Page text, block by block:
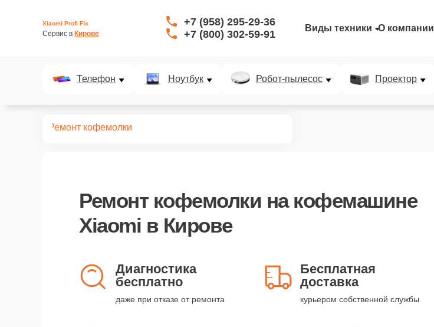
Xiaomi Profi Fix
Сервис в Кирове
+7 (958) 295-29-36
+7 (800) 302-59-91
Виды техники О компании
Телефон Ноутбук Робот-пылесос Проектор
Ремонт кофемолки
Ремонт кофемолки на кофемашине
Xiaomi в Кирове
Диагностика
бесплатно
даже при отказе от ремонта
Бесплатная
доставка
курьером собственной службы